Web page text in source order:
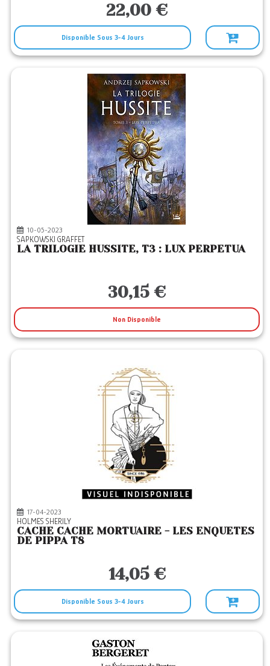
22,00 €
Disponible Sous 3-4 Jours
10-05-2023
SAPKOWSKI GRAFFET
LA TRILOGIE HUSSITE, T3 : LUX PERPETUA
30,15 €
Non Disponible
17-04-2023
HOLMES SHERILY
CACHE CACHE MORTUAIRE - LES ENQUETES
DE PIPPA T8
14,05 €
Disponible Sous 3-4 Jours